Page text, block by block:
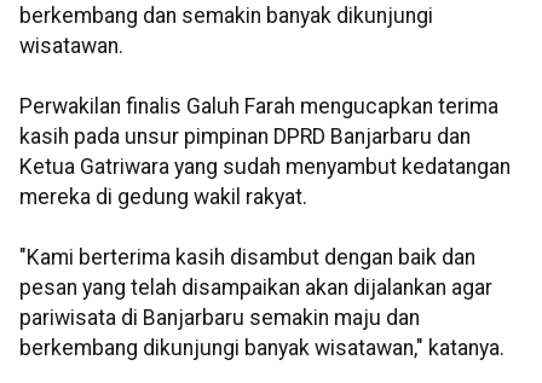
berkembang dan semakin banyak dikunjungi
wisatawan.
Perwakilan finalis Galuh Farah mengucapkan terima
kasih pada unsur pimpinan DPRD Banjarbaru dan
Ketua Gatriwara yang sudah menyambut kedatangan
mereka di gedung wakil rakyat.
"Kami berterima kasih disambut dengan baik dan
pesan yang telah disampaikan akan dijalankan agar
pariwisata di Banjarbaru semakin maju dan
berkembang dikunjungi banyak wisatawan," katanya.